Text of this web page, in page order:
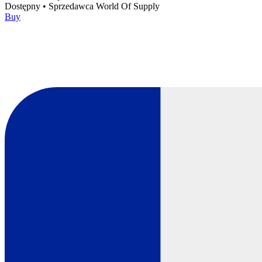
Dostępny • Sprzedawca World Of Supply
Buy